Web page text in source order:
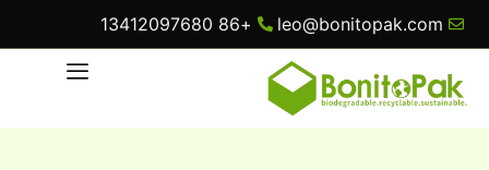
leo@bonitopak.com
+86 13412097680